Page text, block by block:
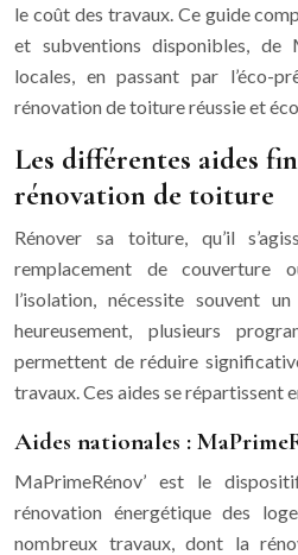
le coût des travaux. Ce guide
et subventions disponibles, de
locales, en passant par l’éco-
rénovation de toiture réussie et
Les différentes aides
rénovation de toiture
Rénover sa toiture, qu’il
remplacement de couverture
l’isolation, nécessite souvent
heureusement, plusieurs
permettent de réduire
travaux. Ces aides se répartissent
Aides nationales :
MaPrimeRénov’ est le
rénovation énergétique des
nombreux travaux, dont la